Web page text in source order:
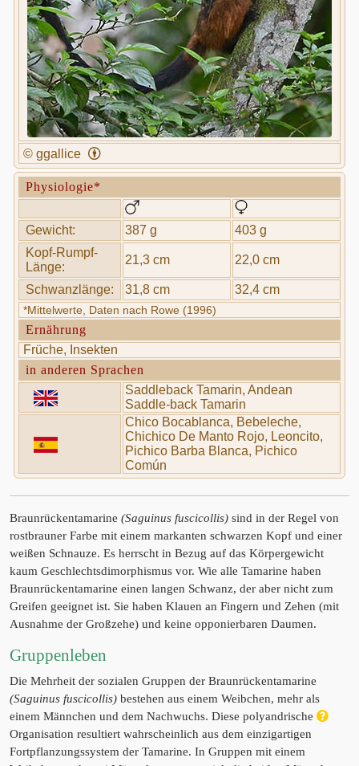
© ggallice
Physiologie*
Gewicht: 387 g
403 g
Kopf-Rumpf-
Länge:
21,3 cm 22,0 cm
Schwanzlänge: 31,8 cm 32,4 cm
*Mittelwerte, Daten nach Rowe (1996)
Ernährung
Früche, Insekten
in anderen Sprachen
Saddleback Tamarin, Andean
Saddle-back Tamarin
Chico Bocablanca, Bebeleche,
Chichico De Manto Rojo, Leoncito,
Pichico Barba Blanca, Pichico
Común
Braunrückentamarine (Saguinus fuscicollis) sind in der Regel von
rostbrauner Farbe mit einem markanten schwarzen Kopf und einer
weißen Schnauze. Es herrscht in Bezug auf das Körpergewicht
kaum Geschlechtsdimorphismus vor. Wie alle Tamarine haben
Braunrückentamarine einen langen Schwanz, der aber nicht zum
Greifen geeignet ist. Sie haben Klauen an Fingern und Zehen (mit
Ausnahme der Großzehe) und keine opponierbaren Daumen.
Gruppenleben
Die Mehrheit der sozialen Gruppen der Braunrückentamarine
(Saguinus fuscicollis) bestehen aus einem Weibchen, mehr als
einem Männchen und dem Nachwuchs. Diese polyandrische
Organisation resultiert wahrscheinlich aus dem einzigartigen
Fortpflanzungssystem der Tamarine. In Gruppen mit einem